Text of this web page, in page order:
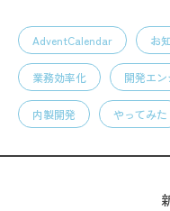
AdventCalendar お
業務効率化 開発エ
内製開発 やってみた